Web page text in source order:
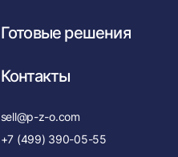
Готовые решения
Контакты
sell@p-z-o.com
+7 (499) 390-05-55